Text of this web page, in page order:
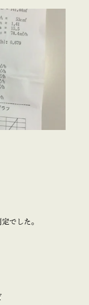
でした。